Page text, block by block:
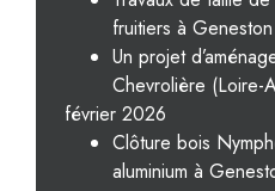
fruitiers à Geneston
Un projet
Chevrolière (Loire-
février 2026
Clôture bois
aluminium à